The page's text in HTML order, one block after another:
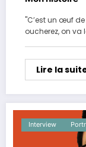
"C’est un œuf
oucherez, on va
Lire la
Interview